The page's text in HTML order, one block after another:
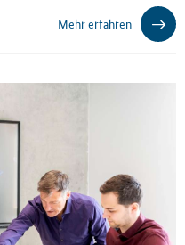
Mehr erfahren